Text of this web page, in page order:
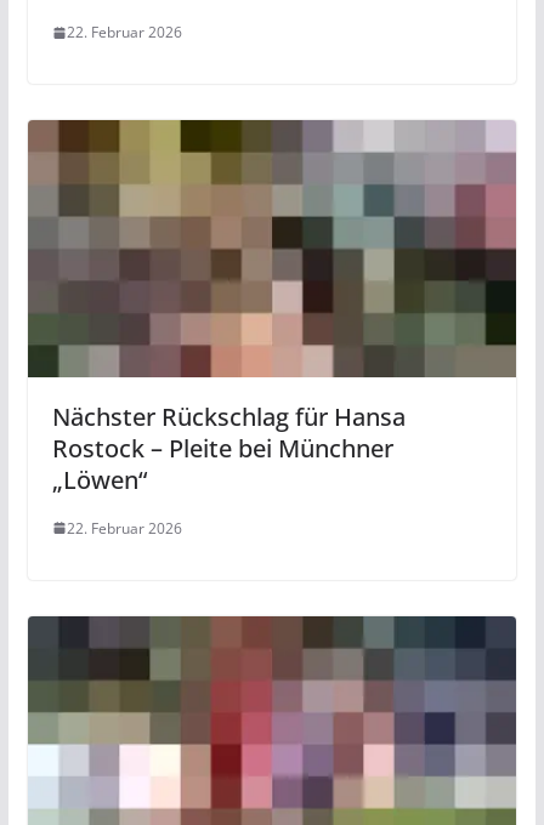
22. Februar 2026
Nächster Rückschlag für Hansa
Rostock – Pleite bei Münchner
„Löwen“
22. Februar 2026